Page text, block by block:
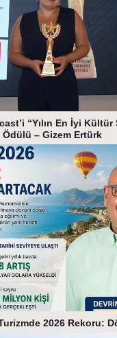
“Yılın En İyi Kültür
Ödülü – Gizem Ertürk
2026 Rekoru: